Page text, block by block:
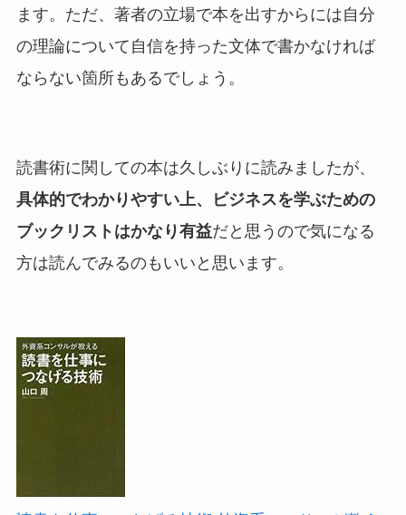
ます。ただ、著者の立場で本を出すからには自分
の理論について自信を持った文体で書かなければ
ならない箇所もあるでしょう。
読書術に関しての本は久しぶりに読みましたが、
具体的でわかりやすい上、ビジネスを学ぶための
ブックリストはかなり有益だと思うので気になる
方は読んでみるのもいいと思います。